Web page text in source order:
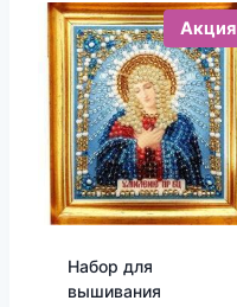
Акция
Набор для
вышивания